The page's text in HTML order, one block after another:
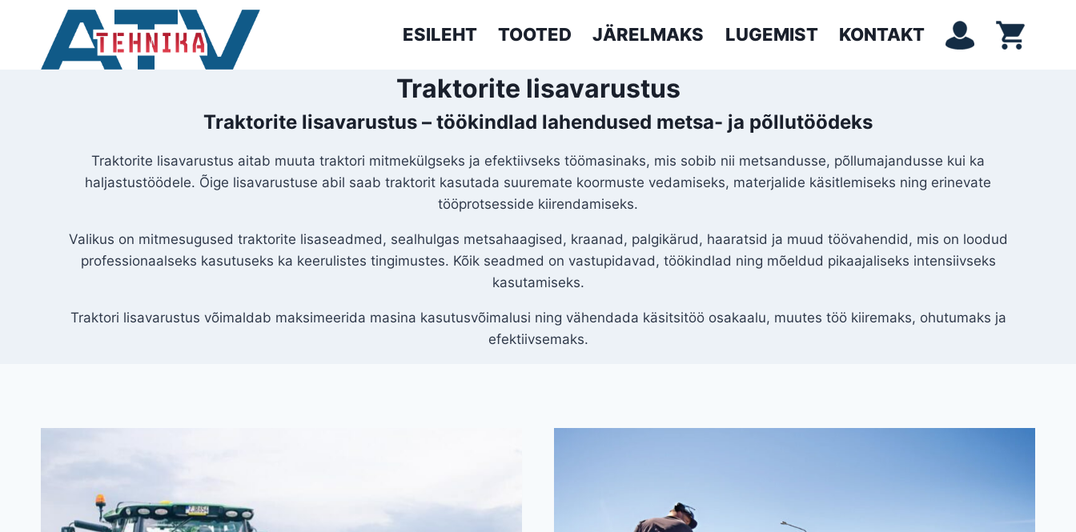
content
ESILEHT TOOTED JÄRELMAKS LUGEMIST KONTAKT
Traktorite lisavarustus
Traktorite lisavarustus – töökindlad lahendused metsa- ja põllutöödeks
Traktorite lisavarustus aitab muuta traktori mitmekülgseks ja efektiivseks töömasinaks, mis sobib nii metsandusse, põllumajandusse kui ka
haljastustöödele. Õige lisavarustuse abil saab traktorit kasutada suuremate koormuste vedamiseks, materjalide käsitlemiseks ning erinevate
tööprotsesside kiirendamiseks.
Valikus on mitmesugused traktorite lisaseadmed, sealhulgas metsahaagised, kraanad, palgikärud, haaratsid ja muud töövahendid, mis on loodud
professionaalseks kasutuseks ka keerulistes tingimustes. Kõik seadmed on vastupidavad, töökindlad ning mõeldud pikaajaliseks intensiivseks
kasutamiseks.
Traktori lisavarustus võimaldab maksimeerida masina kasutusvõimalusi ning vähendada käsitsitöö osakaalu, muutes töö kiiremaks, ohutumaks ja
efektiivsemaks.